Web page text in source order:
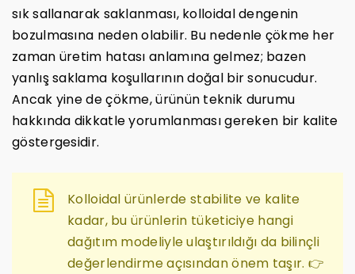
sık sallanarak saklanması, kolloidal dengenin
bozulmasına neden olabilir. Bu nedenle çökme her
zaman üretim hatası anlamına gelmez; bazen
yanlış saklama koşullarının doğal bir sonucudur.
Ancak yine de çökme, ürünün teknik durumu
hakkında dikkatle yorumlanması gereken bir kalite
göstergesidir.
Kolloidal ürünlerde stabilite ve kalite
kadar, bu ürünlerin tüketiciye hangi
dağıtım modeliyle ulaştırıldığı da bilinçli
değerlendirme açısından önem taşır. 👉